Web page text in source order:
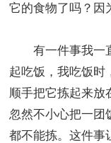
它的食物了吗？因
有一件事我一直
起吃饭，我吃饭时
顺手把它拣起来放
忽然不小心把一团
都不能拣。这件事